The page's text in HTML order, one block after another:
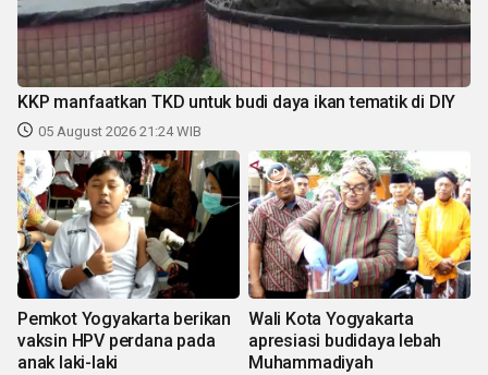
KKP manfaatkan TKD untuk budi daya ikan tematik di DIY
05 August 2026 21:24 WIB
Pemkot Yogyakarta berikan
vaksin HPV perdana pada
anak laki-laki
Wali Kota Yogyakarta
apresiasi budidaya lebah
Muhammadiyah